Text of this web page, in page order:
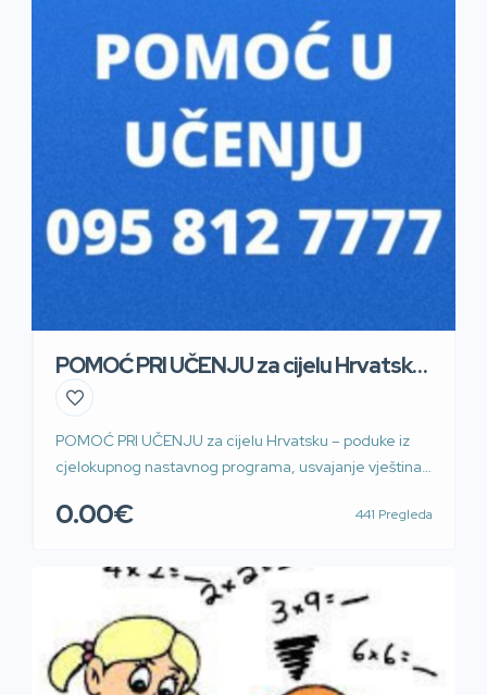
POMOĆ PRI UČENJU za cijelu Hrvatsku
– poduke
POMOĆ PRI UČENJU za cijelu Hrvatsku – poduke iz
cjelokupnog nastavnog programa, usvajanje vještina i
učenju, klasično ili online, uživo u realnom vremenu
lekcije) iz cjelokupnog nastavnog programa (razni
predmeti), klasične ili online putem SKYPEA, VIBERA,
WhatsAppa uživo u […]
0.00€ 441 Pregleda